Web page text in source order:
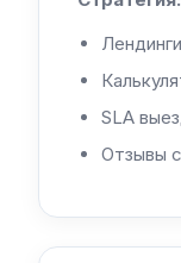
SLA
Отзывы